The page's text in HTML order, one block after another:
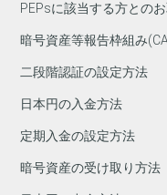
PEPsに該当する方との
暗号資産等報告枠組み
二段階認証の設定方法
日本円の入金方法
定期入金の設定方法
暗号資産の受け取り方法